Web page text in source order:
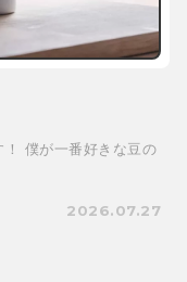
僕が一番好きな豆の
2026.07.27